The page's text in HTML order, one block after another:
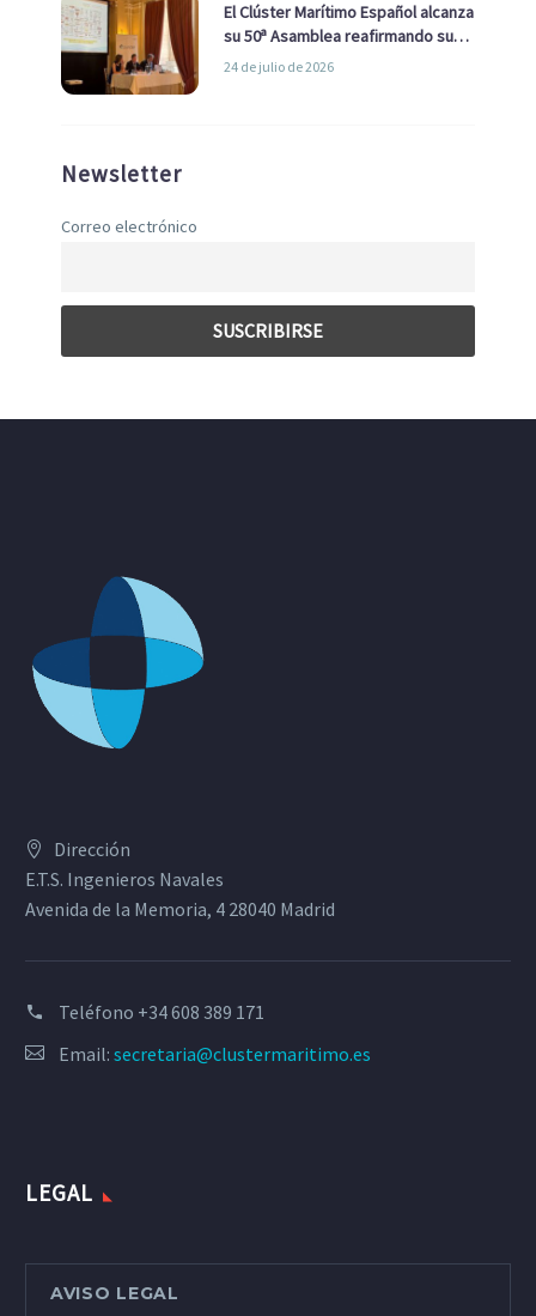
El Clúster Marítimo Español alcanza
su 50ª Asamblea reafirmando su
liderazgo en la Economía Azul
24 de julio de 2026
Newsletter
Correo electrónico
Dirección
E.T.S. Ingenieros Navales
Avenida de la Memoria, 4 28040 Madrid
Teléfono +34 608 389 171
Email: secretaria@clustermaritimo.es
LEGAL
AVISO LEGAL